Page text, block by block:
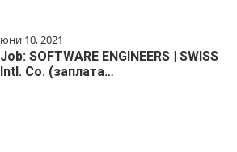
юни 10, 2021
Job: SOFTWARE ENGINEERS | SWISS
Intl. Co. (заплата…